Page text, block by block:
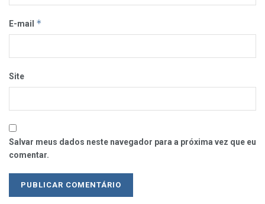
E-mail *
Site
Salvar meus dados neste navegador para a próxima vez que eu
comentar.